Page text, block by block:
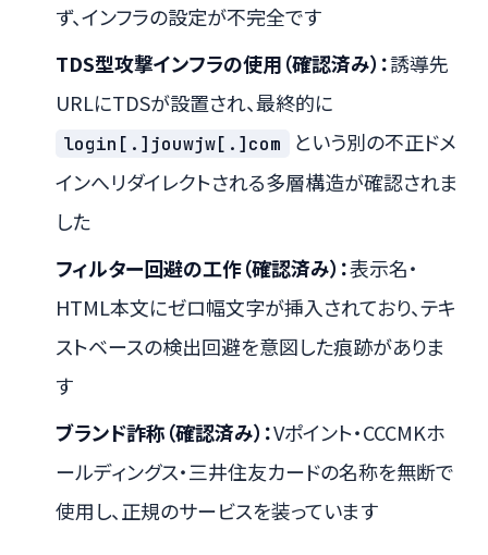
ず、インフラの設定が不完全です
TDS型攻撃インフラの使用（確認済み）：誘導先
URLにTDSが設置され、最終的に
login[.]jouwjw[.]com
という別の不正ドメ
インへリダイレクトされる多層構造が確認されま
した
フィルター回避の工作（確認済み）：表示名・
HTML本文にゼロ幅文字が挿入されており、テキ
ストベースの検出回避を意図した痕跡がありま
す
ブランド詐称（確認済み）：Vポイント・CCCMKホ
ールディングス・三井住友カードの名称を無断で
使用し、正規のサービスを装っています